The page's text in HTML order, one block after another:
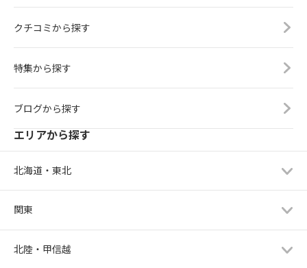
クチコミから探す
特集から探す
ブログから探す
エリアから探す
北海道・東北
関東
北陸・甲信越